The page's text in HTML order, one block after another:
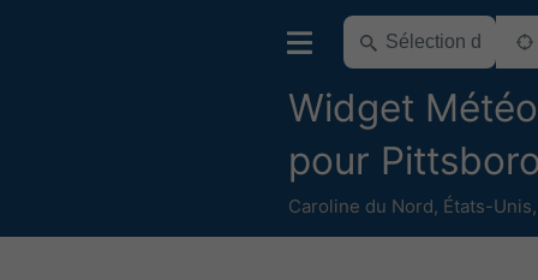
Widget
pour
Caroline du Nord, États-Unis